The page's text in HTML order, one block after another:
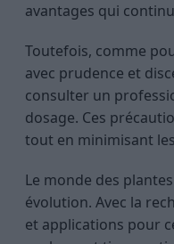
avantages qui
Toutefois, comme
avec prudence et
consulter un
dosage. Ces
tout en minimisant
Le monde des
évolution. Avec la
et applications pour